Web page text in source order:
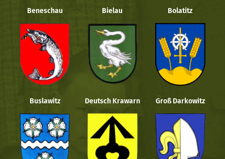
Beneschau Bielau Bolatitz
Buslawitz Deutsch Krawarn Groß Darkowitz